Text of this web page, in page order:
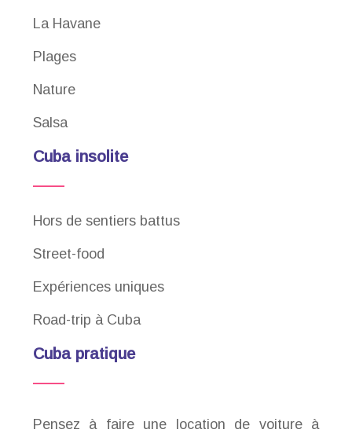
La Havane
Plages
Nature
Salsa
Cuba insolite
Hors de sentiers battus
Street-food
Expériences uniques
Road-trip à Cuba
Cuba pratique
Pensez à faire une location de voiture à